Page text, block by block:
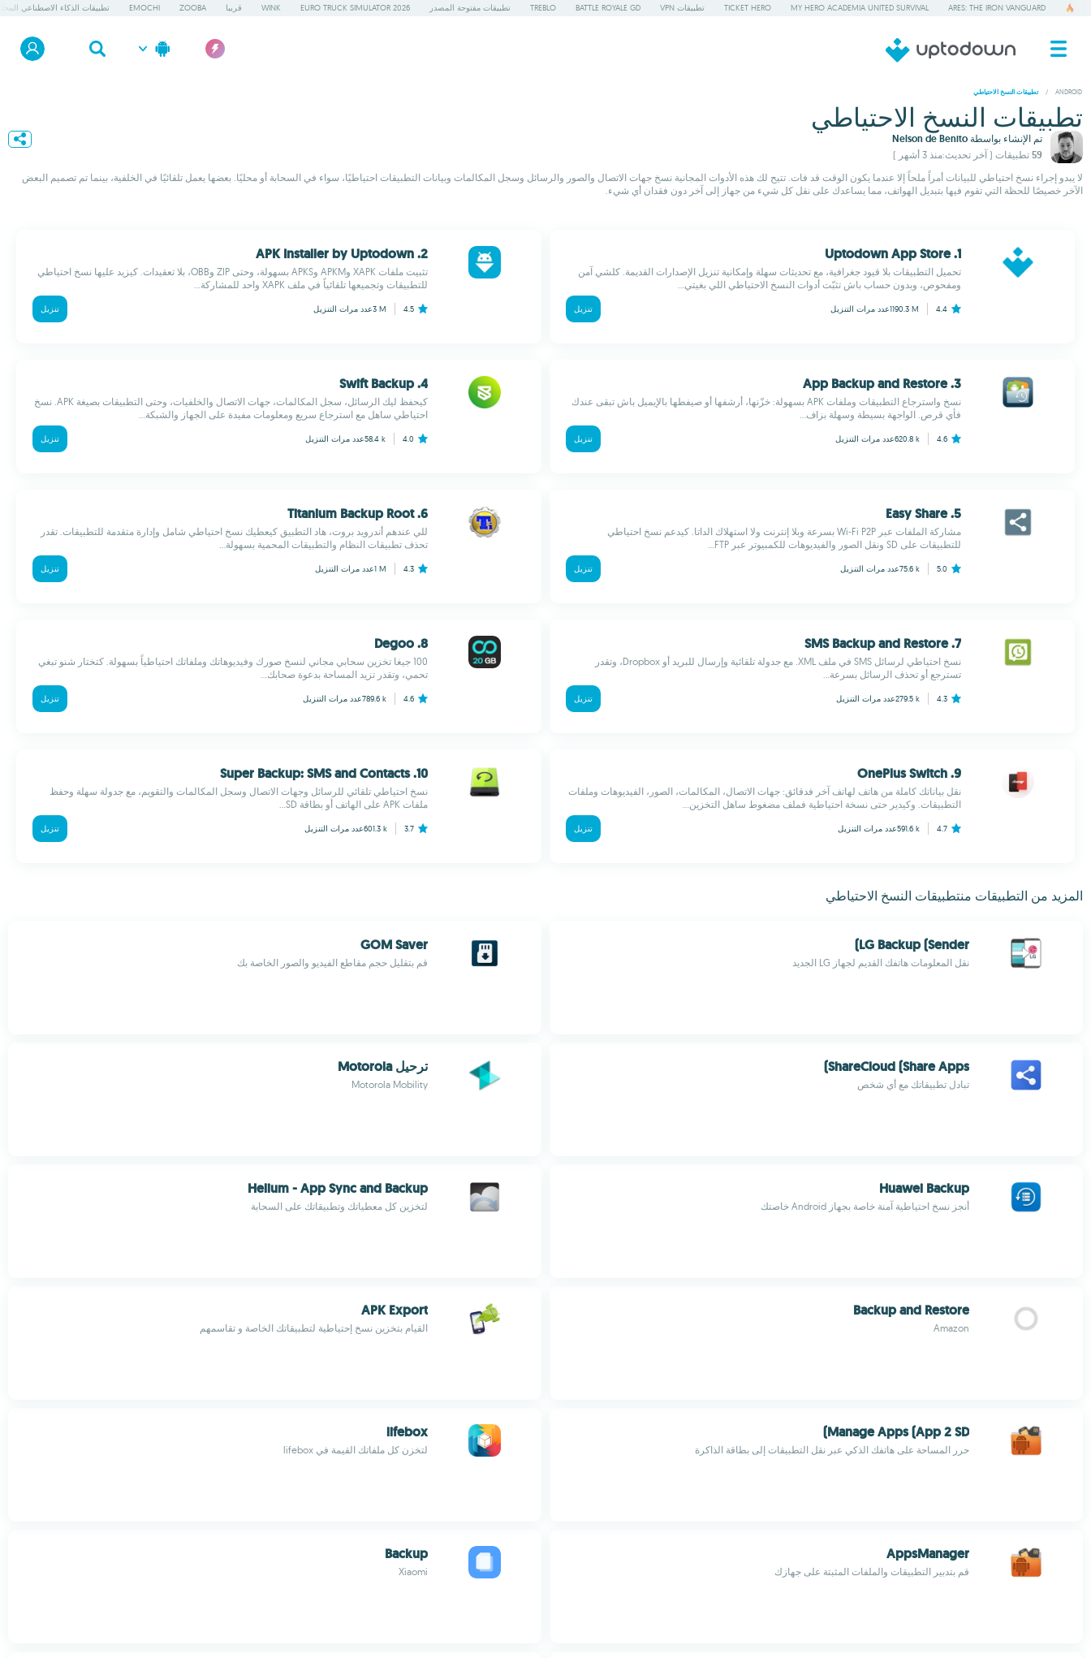
ARES: THE IRON VANGUARD
MY HERO ACADEMIA UNITED SURVIVAL
TICKET HERO تطبيقات VPN BATTLE ROYALE GD
TREBLO تطبيقات مفتوحة المصدر EURO TRUCK SIMULATOR 2026
WINK قريبا ZOOBA
EMOCHI تطبيقات الذكاء الاصطناعي
ANDROID
/ تطبيقات النسخ الاحتياطي
تطبيقات النسخ الاحتياطي
تم الإنشاء بواسطة Nelson de Benito
59 تطبيقات
( آخر تحديث:منذ 3 أشهر )
لا يبدو إجراء نسخ احتياطي للبيانات أمراً ملحاً إلا عندما يكون الوقت قد فات. تتيح لك هذه الأدوات المجانية نسخ جهات الاتصال والصور والرسائل وسجل المكالمات وبيانات التطبيقات احتياطيًا، سواء في السحابة أو محليًا. بعضها يعمل تلقائيًا في الخلفية، بينما تم تصميم البعض
الآخر خصيصًا للحظة التي تقوم فيها بتبديل الهواتف، مما يساعدك على نقل كل شيء من جهاز إلى آخر دون فقدان أي شيء.
1. Uptodown App Store
تحميل التطبيقات بلا قيود جغرافية، مع تحديثات سهلة وإمكانية تنزيل الإصدارات القديمة. كلشي آمن
ومفحوص، وبدون حساب باش تثبّت أدوات النسخ الاحتياطي اللي بغيتي...
4.4
1190.3 Mعدد مرات التنزيل تنزيل
2. APK Installer by Uptodown
تثبيت ملفات XAPK وAPKM وAPKS بسهولة، وحتى ZIP وOBB، بلا تعقيدات. كيزيد عليها نسخ احتياطي
للتطبيقات وتجميعها تلقائياً في ملف XAPK واحد للمشاركة...
4.5
3 Mعدد مرات التنزيل تنزيل
3. App Backup and Restore
نسخ واسترجاع التطبيقات وملفات APK بسهولة: خزّنها، أرشفها أو صيفطها بالإيميل باش تبقى عندك
فأي قرص. الواجهة بسيطة وسهلة بزاف...
4.6
620.8 kعدد مرات التنزيل تنزيل
4. Swift Backup
كيحفظ ليك الرسائل، سجل المكالمات، جهات الاتصال والخلفيات، وحتى التطبيقات بصيغة APK. نسخ
احتياطي ساهل مع استرجاع سريع ومعلومات مفيدة على الجهاز والشبكة...
4.0
58.4 kعدد مرات التنزيل تنزيل
5. Easy Share
مشاركة الملفات عبر Wi‑Fi P2P بسرعة وبلا إنترنت ولا استهلاك الداتا. كيدعم نسخ احتياطي
للتطبيقات على SD ونقل الصور والفيديوهات للكمبيوتر عبر FTP...
5.0
75.6 kعدد مرات التنزيل تنزيل
6. Titanium Backup Root
للي عندهم أندرويد بروت، هاد التطبيق كيعطيك نسخ احتياطي شامل وإدارة متقدمة للتطبيقات. تقدر
تحذف تطبيقات النظام والتطبيقات المحمية بسهولة...
4.3
1 Mعدد مرات التنزيل تنزيل
7. SMS Backup and Restore
نسخ احتياطي لرسائل SMS في ملف XML. مع جدولة تلقائية وإرسال للبريد أو Dropbox، وتقدر
تسترجع أو تحذف الرسائل بسرعة...
4.3
279.5 kعدد مرات التنزيل تنزيل
8. Degoo
100 جيغا تخزين سحابي مجاني لنسخ صورك وفيديوهاتك وملفاتك احتياطياً بسهولة. كتختار شنو تبغي
تحمي، وتقدر تزيد المساحة بدعوة صحابك...
4.6
789.6 kعدد مرات التنزيل تنزيل
9. OnePlus Switch
نقل بياناتك كاملة من هاتف لهاتف آخر فدقائق: جهات الاتصال، المكالمات، الصور، الفيديوهات وملفات
التطبيقات. وكيدير حتى نسخة احتياطية فملف مضغوط ساهل التخزين...
4.7
591.6 kعدد مرات التنزيل تنزيل
10. Super Backup: SMS and Contacts
نسخ احتياطي تلقائي للرسائل وجهات الاتصال وسجل المكالمات والتقويم، مع جدولة سهلة وحفظ
ملفات APK على الهاتف أو بطاقة SD...
3.7
601.3 kعدد مرات التنزيل تنزيل
المزيد من التطبيقات منتطبيقات النسخ الاحتياطي
LG Backup (Sender)
نقل المعلومات هاتفك القديم لجهاز LG الجديد
GOM Saver
قم بتقليل حجم مقاطع الفيديو والصور الخاصة بك
ShareCloud (Share Apps)
تبادل تطبيقاتك مع أي شخص
ترحيل Motorola
Motorola Mobility
Huawei Backup
أنجز نسخ احتياطية آمنة خاصة بجهاز Android خاصتك
Helium - App Sync and Backup
لتخزين كل معطياتك وتطبيقاتك على السحابة
Backup and Restore
Amazon
APK Export
القيام بتخزين نسخ إحتياطية لتطبيقاتك الخاصة و تقاسمهم
Manage Apps (App 2 SD)
حرر المساحة على هاتفك الذكي عبر نقل التطبيقات إلى بطاقة الذاكرة
lifebox
لتخزن كل ملفاتك القيمة في lifebox
AppsManager
قم بتدبير التطبيقات والملفات المثبتة على جهازك
Backup
Xiaomi